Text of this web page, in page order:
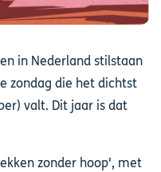
in Nederland stilstaan
zondag die het dichtst
valt. Dit jaar is dat
zonder hoop', met